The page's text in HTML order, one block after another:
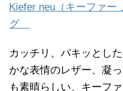
Kiefer neu（キーファ
グ
カッチリ、パキッとし
かな表情のレザー、凝
も素晴らしい、キーフ